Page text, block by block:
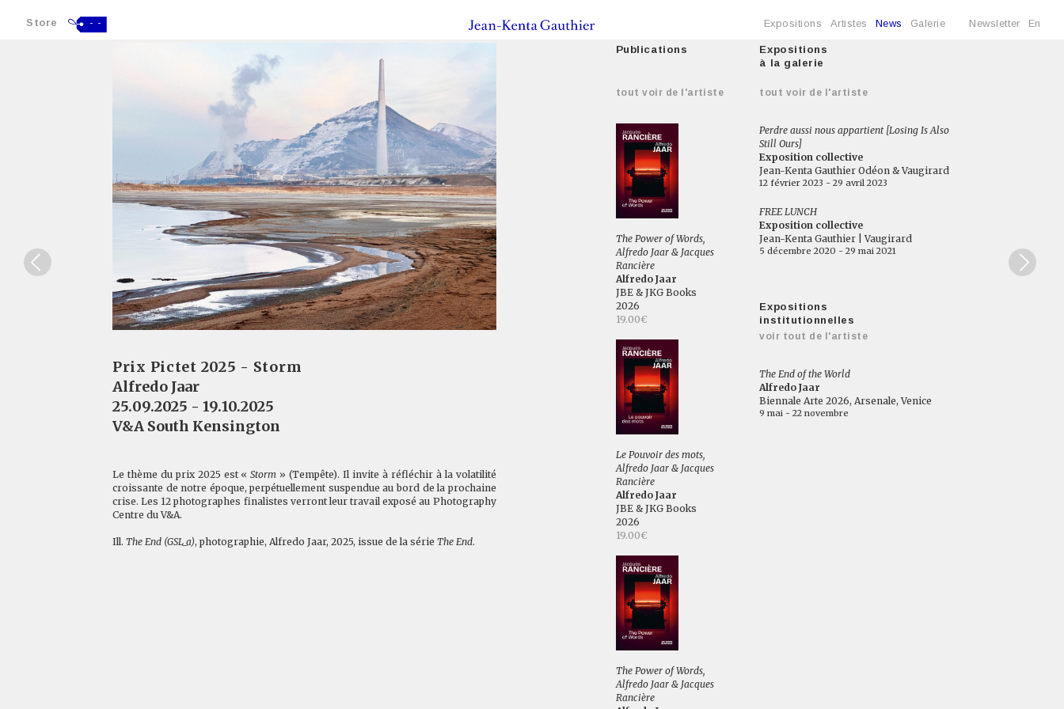
Store - - Expositions Artistes News Galerie Newsletter En
Prix Pictet 2025 - Storm
Alfredo Jaar
25.09.2025 - 19.10.2025
V&A South Kensington
Le thème du prix 2025 est « Storm » (Tempête). Il invite à réfléchir à la volatilité
croissante de notre époque, perpétuellement suspendue au bord de la prochaine
crise. Les 12 photographes finalistes verront leur travail exposé au Photography
Centre du V&A.
Ill. The End (GSL_a), photographie, Alfredo Jaar, 2025, issue de la série The End.
Publications
tout voir de l'artiste
The Power of Words,
Alfredo Jaar & Jacques
Rancière
Alfredo Jaar
JBE & JKG Books
2026
19.00€
Le Pouvoir des mots,
Alfredo Jaar & Jacques
Rancière
Alfredo Jaar
JBE & JKG Books
2026
19.00€
The Power of Words,
Alfredo Jaar & Jacques
Rancière
Expositions
à la galerie
tout voir de l'artiste
Perdre aussi nous appartient [Losing Is Also
Still Ours]
Exposition collective
Jean-Kenta Gauthier Odéon & Vaugirard
12 février 2023 - 29 avril 2023
FREE LUNCH
Exposition collective
Jean-Kenta Gauthier | Vaugirard
5 décembre 2020 - 29 mai 2021
Expositions
institutionnelles
voir tout de l'artiste
The End of the World
Alfredo Jaar
Biennale Arte 2026, Arsenale, Venice
9 mai - 22 novembre